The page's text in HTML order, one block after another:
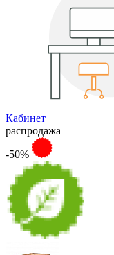
Кабинет
распродажа
-50%